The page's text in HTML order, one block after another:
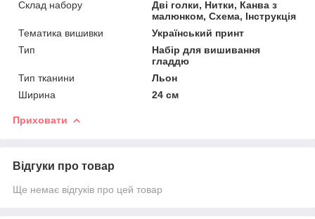
Склад набору
Дві голки, Нитки, Канва з
малюнком, Схема, Інструкція
Тематика вишивки
Український принт
Тип
Набір для вишивання
гладдю
Тип тканини
Льон
Ширина
24 см
Приховати
Відгуки про товар
Ще немає відгуків про цей товар